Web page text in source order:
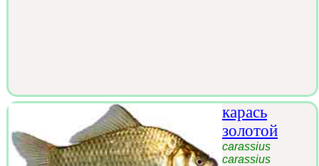
карась
золотой
carassius
carassius